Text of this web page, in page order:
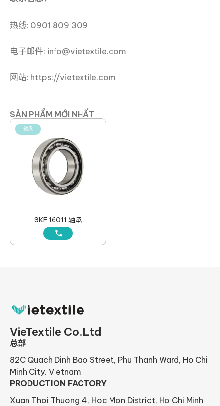
热线: 0901 809 309
电子邮件: info@vietextile.com
网站: https://vietextile.com
SẢN PHẨM MỚI NHẤT
轴承
SKF 16011 轴承
VieTextile Co.Ltd
总部
82C Quach Dinh Bao Street, Phu Thanh Ward, Ho Chi
Minh City, Vietnam.
PRODUCTION FACTORY
Xuan Thoi Thuong 4, Hoc Mon District, Ho Chi Minh